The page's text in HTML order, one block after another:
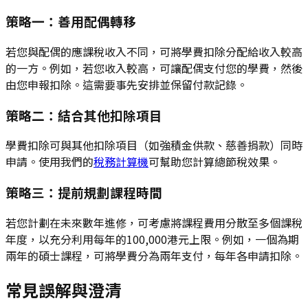
策略一：善用配偶轉移
若您與配偶的應課稅收入不同，可將學費扣除分配給收入較高
的一方。例如，若您收入較高，可讓配偶支付您的學費，然後
由您申報扣除。這需要事先安排並保留付款記錄。
策略二：結合其他扣除項目
學費扣除可與其他扣除項目（如強積金供款、慈善捐款）同時
申請。使用我們的稅務計算機可幫助您計算總節稅效果。
策略三：提前規劃課程時間
若您計劃在未來數年進修，可考慮將課程費用分散至多個課稅
年度，以充分利用每年的100,000港元上限。例如，一個為期
兩年的碩士課程，可將學費分為兩年支付，每年各申請扣除。
常見誤解與澄清